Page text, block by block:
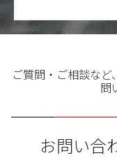
ご質問・ご相談な
問
お問い合